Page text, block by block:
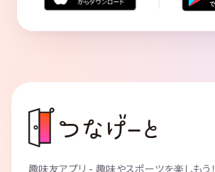
趣味友アプリ - 趣味やスポーツを楽しもう！